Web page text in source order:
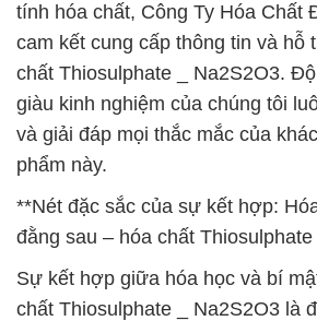
tính hóa chất, Công Ty Hóa Chất
cam kết cung cấp thông tin và hỗ
chất Thiosulphate _ Na2S2O3.
giàu kinh nghiệm của chúng tôi
và giải đáp mọi thắc mắc của
phẩm này.
**Nét đặc sắc của sự kết hợp:
đằng sau – hóa chất
Sự kết hợp giữa hóa học và bí
chất Thiosulphate _ Na2S2O3 là